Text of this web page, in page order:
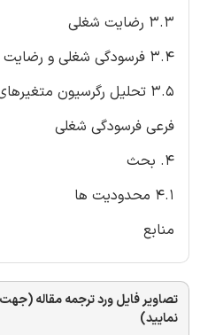
3.3 رضایت شغلی
3.4 فرسودگی شغلی و رضایت شغلی
3.5 تحلیل رگرسیون
فرعی فرسودگی شغلی
4. بحث
4.1 محدودیت ها
منابع
تصاویر فایل ورد ترجمه مقاله
نمایید)